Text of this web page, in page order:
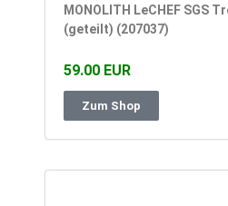
MONOLITH LeCHEF SGS
(geteilt) (207037)
59.00 EUR
Zum Shop